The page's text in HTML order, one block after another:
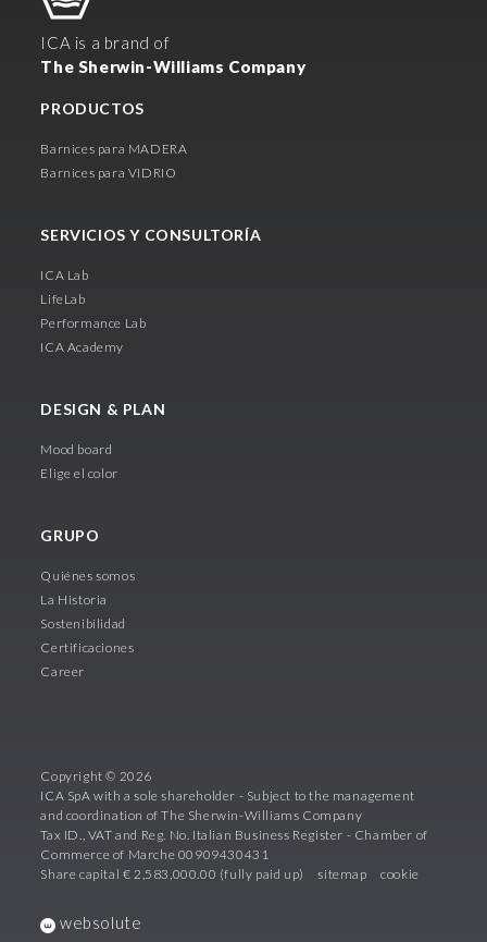
ICA is a brand of
The Sherwin-Williams Company
PRODUCTOS
Barnices para MADERA
Barnices para VIDRIO
SERVICIOS Y CONSULTORÍA
ICA Lab
LifeLab
Performance Lab
ICA Academy
DESIGN & PLAN
Mood board
Elige el color
GRUPO
Quiénes somos
La Historia
Sostenibilidad
Certificaciones
Career
Copyright © 2026
ICA SpA with a sole shareholder - Subject to the management
and coordination of The Sherwin-Williams Company
Tax ID., VAT and Reg. No. Italian Business Register - Chamber of
Commerce of Marche 00909430431
Share capital € 2,583,000.00 (fully paid up)
sitemap cookie
websolute